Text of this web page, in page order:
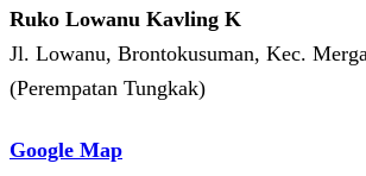
Ruko Lowanu Kavling K
Jl. Lowanu, Brontokusuman, Kec.
(Perempatan Tungkak)
Google Map